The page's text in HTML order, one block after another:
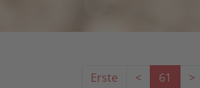
Erste < 61 >